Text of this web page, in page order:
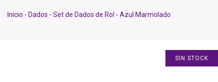
Inicio - Dados - Set de Dados de Rol - Azul Marmolado
SIN STOCK